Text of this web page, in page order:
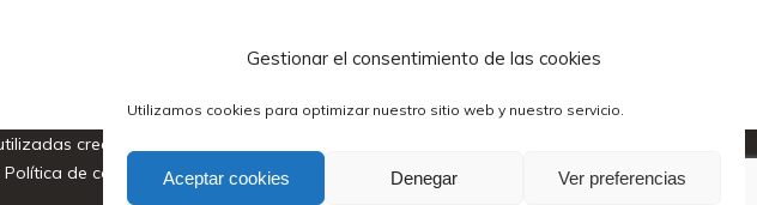
Gestionar el consentimiento de las cookies
Utilizamos cookies para optimizar nuestro sitio web y nuestro servicio.
Aceptar cookies Denegar Ver preferencias
creadas por
Política de cookies (UE)